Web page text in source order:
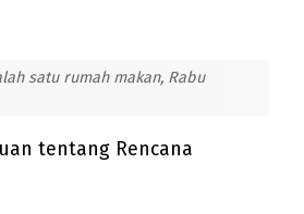
satu rumah makan, Rabu
tentang Rencana